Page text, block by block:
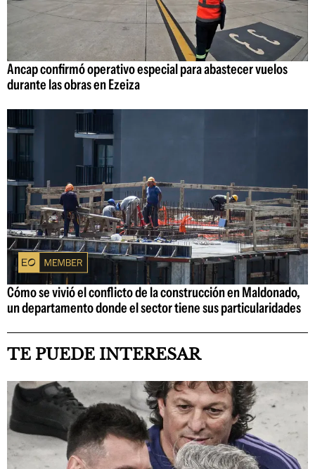
Ancap confirmó operativo especial para abastecer vuelos
durante las obras en Ezeiza
Cómo se vivió el conflicto de la construcción en Maldonado,
un departamento donde el sector tiene sus particularidades
TE PUEDE INTERESAR